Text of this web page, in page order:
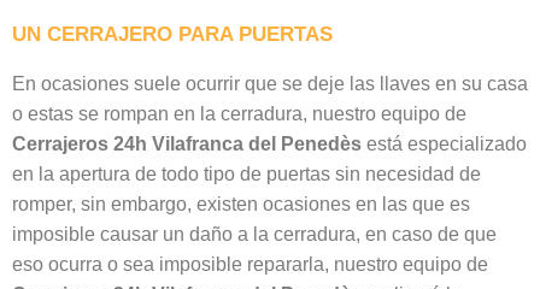
UN CERRAJERO PARA PUERTAS
En ocasiones suele ocurrir que se deje las llaves en su casa
o estas se rompan en la cerradura, nuestro equipo de
Cerrajeros 24h Vilafranca del Penedès está especializado
en la apertura de todo tipo de puertas sin necesidad de
romper, sin embargo, existen ocasiones en las que es
imposible causar un daño a la cerradura, en caso de que
eso ocurra o sea imposible repararla, nuestro equipo de